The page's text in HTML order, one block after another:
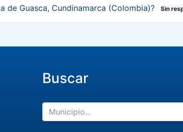
de Guasca, Cundinamarca (Colombia)? Sin
Buscar